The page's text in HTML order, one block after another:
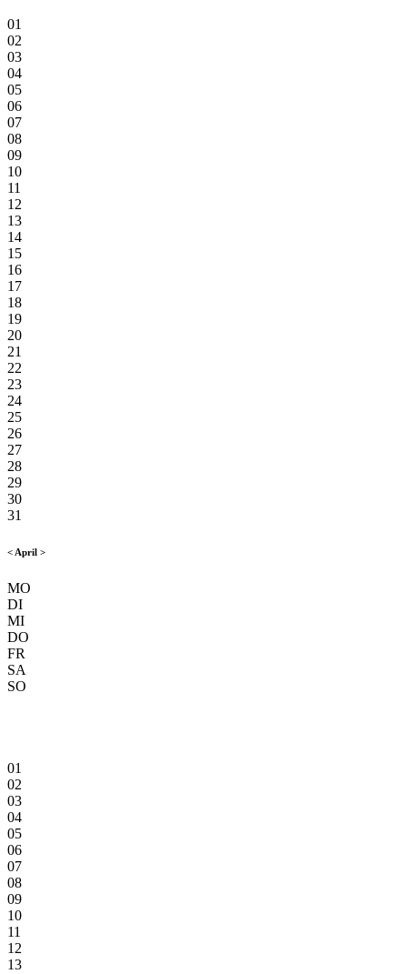
01
02
03
04
05
06
07
08
09
10
11
12
13
14
15
16
17
18
19
20
21
22
23
24
25
26
27
28
29
30
31
< April >
MO
DI
MI
DO
FR
SA
SO
01
02
03
04
05
06
07
08
09
10
11
12
13